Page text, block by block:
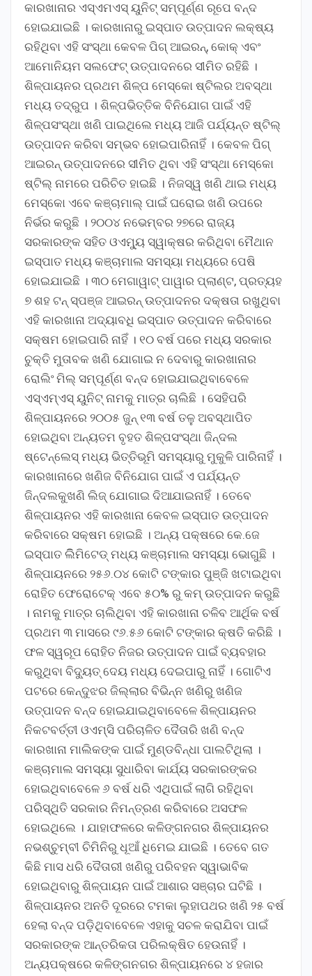
କାରଖାନାର ଏସ୍ଏମଏସ୍ ୟୁନିଟ୍ ସମ୍ପୂର୍ଣ୍ଣ ରୂପେ ବନ୍ଦ
ହୋଇଯାଇଛି । କାରଖାନାରୁ ଇସ୍ପାତ ଉତ୍ପାଦନ ଲକ୍ଷ୍ୟ
ରହିଥିବା ଏହି ସଂସ୍ଥା କେବଳ ପିଗ୍ ଆଇରନ୍, କୋକ୍ ଏବଂ
ଆମୋନିୟମ ସଲଫେଟ୍ ଉତ୍ପାଦନରେ ସୀମିତ ରହିଛି ।
ଶିଳ୍ପାୟନର ପ୍ରଥମ ଶିଳ୍ପ ମେସ୍କୋ ଷ୍ଟିଲର ଅବସ୍ଥା
ମଧ୍ୟ ତଦ୍ରୁପ । ଶିଳ୍ପଭିତ୍ତିକ ବିନିଯୋଗ ପାଇଁ ଏହି
ଶିଳ୍ପସଂସ୍ଥା ଖଣି ପାଇଥିଲେ ମଧ୍ୟ ଆଜି ପର୍ଯ୍ୟନ୍ତ ଷ୍ଟିଲ୍
ଉତ୍ପାଦନ କରିବା ସମ୍ଭବ ହୋଇପାରିନାହିଁ । କେବଳ ପିଗ୍
ଆଇରନ୍ ଉତ୍ପାଦନରେ ସୀମିତ ଥିବା ଏହି ସଂସ୍ଥା ମେସ୍କୋ
ଷ୍ଟିଲ୍ ନାମରେ ପରିଚିତ ହାଇଛି । ନିଜସ୍ୱ ଖଣି ଥାଇ ମଧ୍ୟ
ମେସ୍କୋ ଏବେ କଞ୍ଚାମାଲ୍ ପାଇଁ ଘରୋଇ ଖଣି ଉପରେ
ନିର୍ଭର କରୁଛି । ୨୦୦୪ ନଭେମ୍ବର ୨୭ରେ ରାଜ୍ୟ
ସରକାରଙ୍କ ସହିତ ଓଏମ୍ୟୁ ସ୍ୱାକ୍ଷର କରିଥିବା ମୈଥାନ
ଇସ୍ପାତ ମଧ୍ୟ କଞ୍ଚାମାଲ ସମସ୍ୟା ମଧ୍ୟରେ ପେଷି
ହୋଇଯାଇଛି । ୩୦ ମେଗାୱାଟ୍ ପାୱାର ପ୍ଲାଣ୍ଟ, ପ୍ରତ୍ୟହ
୭ ଶହ ଟନ୍ ସ୍ପଞ୍ଜ ଆଇରନ୍ ଉତ୍ପାଦନର ଦକ୍ଷତା ରଖୁଥିବା
ଏହି କାରଖାନା ଅଦ୍ୟାବଧି ଇସ୍ପାତ ଉତ୍ପାଦନ କରିବାରେ
ସକ୍ଷମ ହୋଇପାରି ନାହିଁ । ୧୦ ବର୍ଷ ପରେ ମଧ୍ୟ ସରକାର
ଚୁକ୍ତି ମୁତାବକ ଖଣି ଯୋଗାଇ ନ ଦେବାରୁ କାରଖାନାର
ରୋଲିଂ ମିଲ୍ ସମ୍ପୂର୍ଣ୍ଣ ବନ୍ଦ ହୋଇଯାଇଥିବାବେଳେ
ଏସ୍ଏମ୍ଏସ୍ ୟୁନିଟ୍ ନାମକୁ ମାତ୍ର ଚାଲିଛି । ସେହିପରି
ଶିଳ୍ପାୟନରେ ୨୦୦୫ ଜୁନ୍ ୧୩ ବର୍ଷ ତଳୁ ଅବସ୍ଥାପିତ
ହୋଇଥିବା ଅନ୍ୟତମ ବୃହତ ଶିଳ୍ପସଂସ୍ଥା ଜିନ୍ଦଲ
ଷ୍ଟେନ୍ଲେସ୍ ମଧ୍ୟ ଭିତ୍ତିଭୂମି ସମସ୍ୟାରୁ ମୁକୁଳି ପାରିନାହିଁ ।
କାରଖାନାରେ ଖଣିଜ ବିନିଯୋଗ ପାଇଁ ଏ ପର୍ଯ୍ୟନ୍ତ
ଜିନ୍ଦଲକୁଖଣି ଲିଜ୍ ଯୋଗାଇ ଦିଆଯାଇନାହିଁ । ତେବେ
ଶିଳ୍ପାୟନର ଏହି କାରଖାନା କେବଳ ଇସ୍ପାତ ଉତ୍ପାଦନ
କରିବାରେ ସକ୍ଷମ ହୋଇଛି । ଅନ୍ୟ ପକ୍ଷରେ କେ.ଜେ
ଇସ୍ପାତ ଲିିମିଟେଡ୍ ମଧ୍ୟ କଞ୍ଚାମାଲ ସମସ୍ୟା ଭୋଗୁଛି ।
ଶିଳ୍ପାୟନରେ ୨୫୬.୦୪ କୋଟି ଟଙ୍କାର ପୁଞ୍ଜି ଖଟାଇଥିବା
ରୋହିତ ଫେରୋଟେକ୍ ଏବେ ୫୦% ରୁ କମ୍ ଉତ୍ପାଦନ କରୁଛି
। ନାମକୁ ମାତ୍ର ଚାଲିଥିବା ଏହି କାରଖାନା ଚଳିବ ଆର୍ଥିକ ବର୍ଷ
ପ୍ରଥମ ୩ ମାସରେ ୯୬.୫୬ କୋଟି ଟଙ୍କାର କ୍ଷତି କରିଛି ।
ଫଳ ସ୍ୱରୂପ ରୋହିତ ନିଜର ଉତ୍ପାଦନ ପାଇଁ ବ୍ୟବହାର
କରୁଥିବା ବିଦ୍ୟୁତ୍ ଦେୟ ମଧ୍ୟ ଦେଇପାରୁ ନାହିଁ । ଗୋଟିଏ
ପଟରେ କେନ୍ଦୁଝର ଜିଲ୍ଲାର ବିଭିନ୍ନ ଖଣିରୁ ଖଣିଜ
ଉତ୍ପାଦନ ବନ୍ଦ ହୋଇଯାଇଥିବାବେଳେ ଶିଳ୍ପାୟନର
ନିକଟବର୍ତ୍ତୀ ଓଏମ୍ସି ପରିଚାଳିତ ଦୈତାରି ଖଣି ବନ୍ଦ
କାରଖାନା ମାଲିକଙ୍କ ପାଇଁ ମୁଣ୍ଡବିନ୍ଧା ପାଲଟିଥିଲା ।
କଞ୍ଚାମାଲ ସମସ୍ୟା ସୁଧାରିବା କାର୍ଯ୍ୟ ସରକାରଙ୍କର
ହୋଇଥିବାବେଳେ ୬ ବର୍ଷ ଧରି ଏଥିପାଇଁ ଲାଗି ରହିଥିବା
ପରିସ୍ଥିତି ସରକାର ନିମନ୍ତ୍ରଣ କରିବାରେ ଅସଫଳ
ହୋଇଥିଲେ । ଯାହାଫଳରେ କଳିଙ୍ଗନଗର ଶିଳ୍ପାୟନର
ନଭଶ୍ଚୁମ୍ବୀ ଚିମିନିରୁ ଧୂଆଁ ଧିମେଇ ଯାଇଛି । ତେବେ ଗତ
କିଛି ମାସ ଧରି ଦୈତାରୀ ଖଣିରୁ ପରିବହନ ସ୍ୱାଭାବିକ
ହୋଇଥିବାରୁ ଶିଳ୍ପାୟନ ପାଇଁ ଆଶାର ସଞ୍ଚାର ଘଟିଛି ।
ଶିଳ୍ପାୟନର ଅନତି ଦୂରରେ ଟମକା ଲୁହାପଥର ଖଣି ୨୫ ବର୍ଷ
ହେଲା ବନ୍ଦ ପଡ଼ିଥିବାବେଳେ ଏହାକୁ ସଚଳ କରାଯିବା ପାଇଁ
ସରକାରଙ୍କ ଆନ୍ତରିକତା ପରିଲକ୍ଷିତ ହେଉନାହିଁ ।
ଅନ୍ୟପକ୍ଷରେ କଳିଙ୍ଗନଗର ଶିଳ୍ପାୟନରେ ୪ ହଜାର